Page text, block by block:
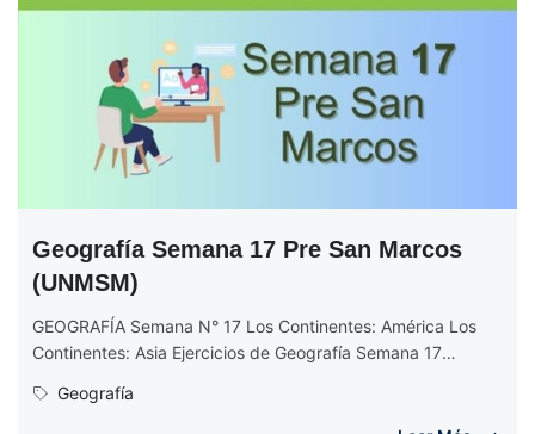
Geografía Semana 17 Pre San Marcos
(UNMSM)
GEOGRAFÍA Semana N° 17 Los Continentes: América Los
Continentes: Asia Ejercicios de Geografía Semana 17
Geografía